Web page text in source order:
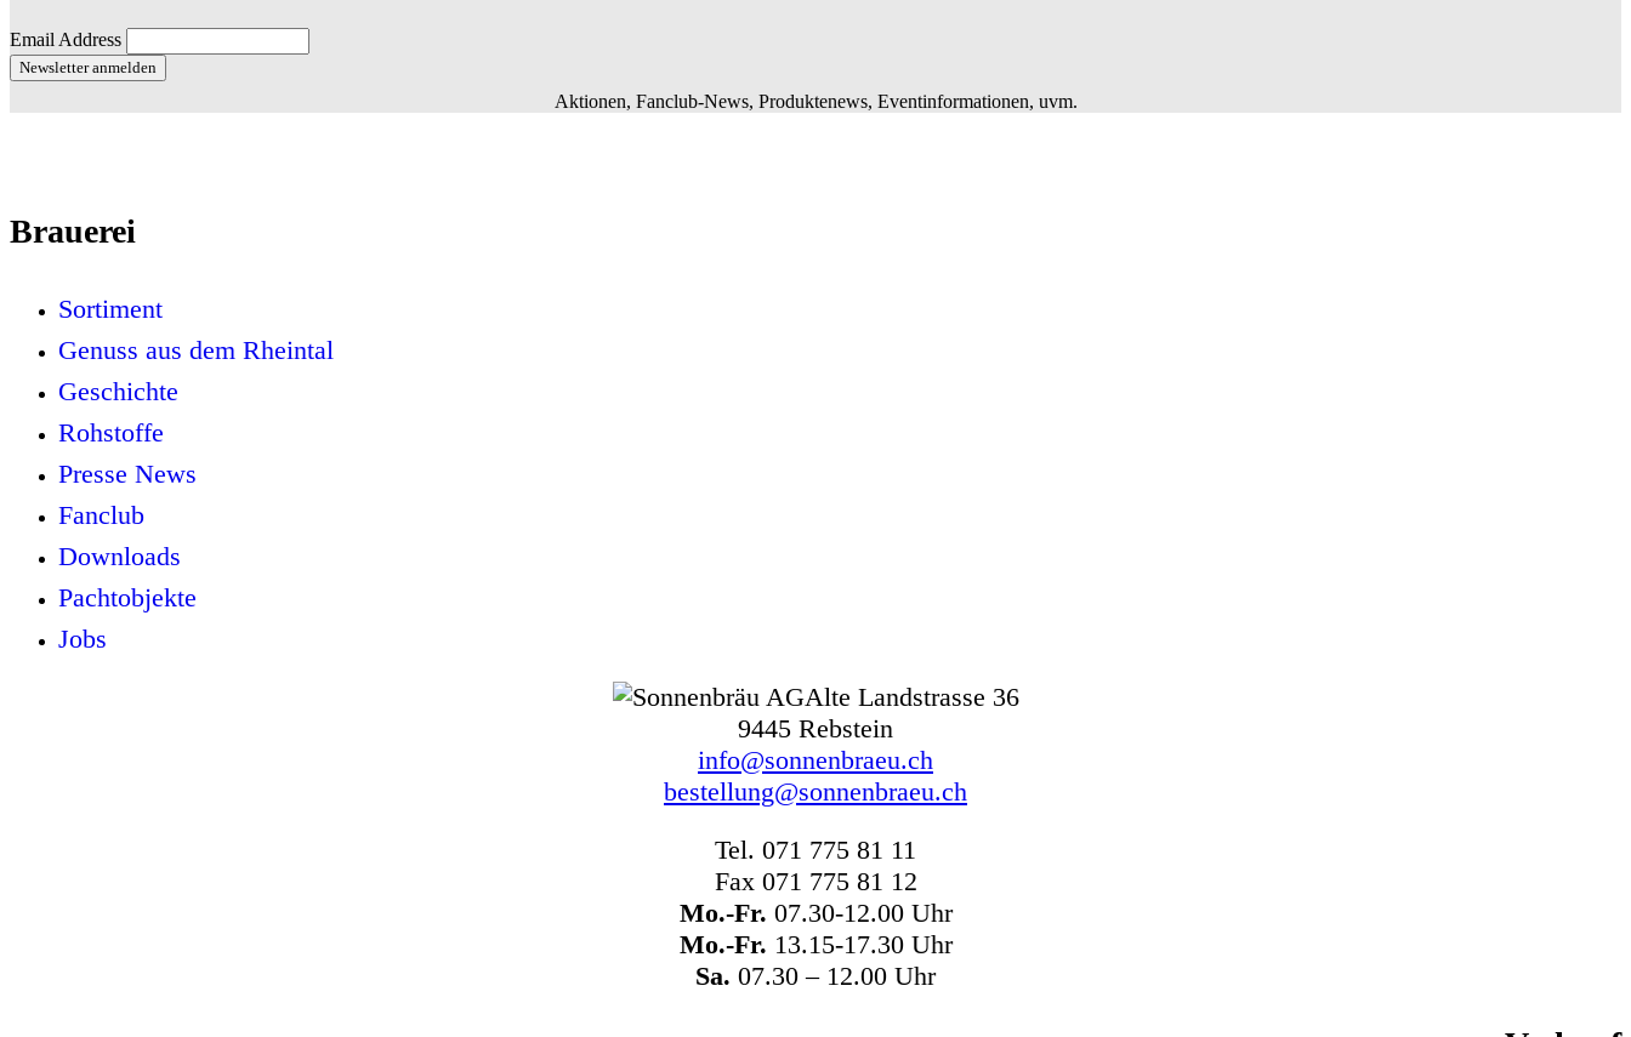
Email Address
Aktionen, Fanclub-News, Produktenews, Eventinformationen, uvm.
Brauerei
Sortiment
Genuss aus dem Rheintal
Geschichte
Rohstoffe
Presse News
Fanclub
Downloads
Pachtobjekte
Jobs
Alte Landstrasse 36
9445 Rebstein
info@sonnenbraeu.ch
bestellung@sonnenbraeu.ch
Tel. 071 775 81 11
Fax 071 775 81 12
Mo.-Fr. 07.30-12.00 Uhr
Mo.-Fr. 13.15-17.30 Uhr
Sa. 07.30 – 12.00 Uhr